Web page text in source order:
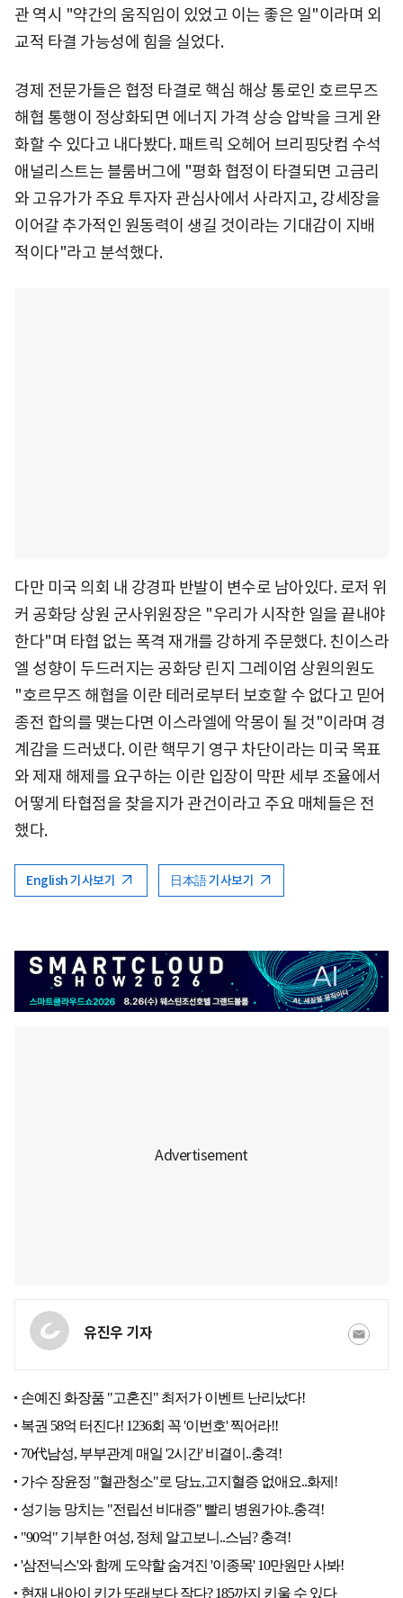
관 역시 "약간의 움직임이 있었고 이는 좋은 일"이라며 외
교적 타결 가능성에 힘을 실었다.
경제 전문가들은 협정 타결로 핵심 해상 통로인 호르무즈
해협 통행이 정상화되면 에너지 가격 상승 압박을 크게 완
화할 수 있다고 내다봤다. 패트릭 오헤어 브리핑닷컴 수석
애널리스트는 블룸버그에 "평화 협정이 타결되면 고금리
와 고유가가 주요 투자자 관심사에서 사라지고, 강세장을
이어갈 추가적인 원동력이 생길 것이라는 기대감이 지배
적이다"라고 분석했다.
다만 미국 의회 내 강경파 반발이 변수로 남아있다. 로저 위
커 공화당 상원 군사위원장은 "우리가 시작한 일을 끝내야
한다"며 타협 없는 폭격 재개를 강하게 주문했다. 친이스라
엘 성향이 두드러지는 공화당 린지 그레이엄 상원의원도
"호르무즈 해협을 이란 테러로부터 보호할 수 없다고 믿어
종전 합의를 맺는다면 이스라엘에 악몽이 될 것"이라며 경
계감을 드러냈다. 이란 핵무기 영구 차단이라는 미국 목표
와 제재 해제를 요구하는 이란 입장이 막판 세부 조율에서
어떻게 타협점을 찾을지가 관건이라고 주요 매체들은 전
했다.
English 기사보기 日本語 기사보기
유진우 기자